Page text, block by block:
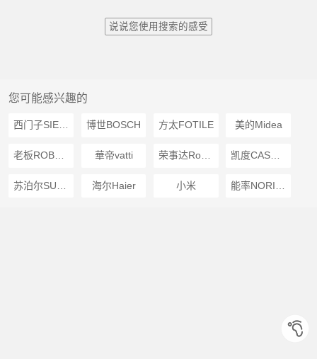
说说您使用搜索的感受
您可能感兴趣的
博世BOSCH 方太FOTILE 美的Midea
華帝vatti 荣事达Royalstar
海尔Haier 小米